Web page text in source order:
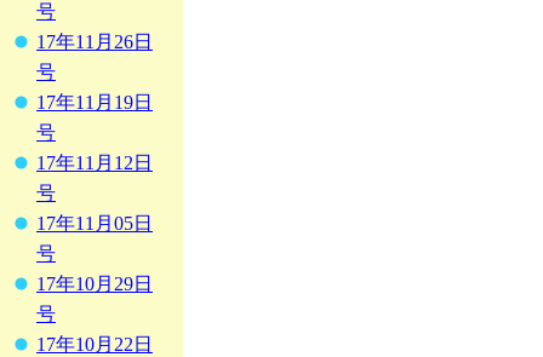
号
17年11月26日
号
17年11月19日
号
17年11月12日
号
17年11月05日
号
17年10月29日
号
17年10月22日